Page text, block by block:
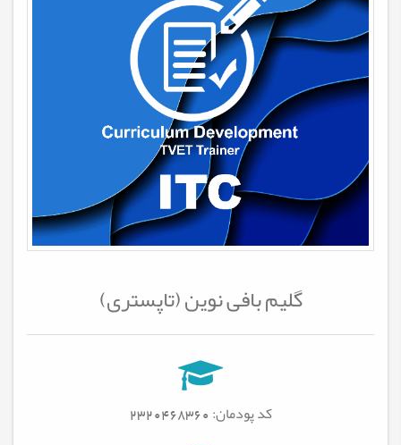
گلیم بافی نوین (تاپستری)
کد پودمان: 2320468360